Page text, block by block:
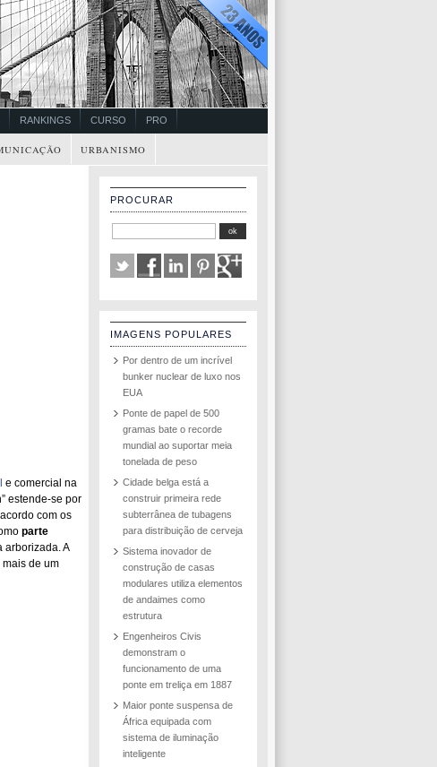
RANKINGS CURSO PRO
URBANISMO
e comercial na
estende-se por
com os
parte
arborizada. A
de um
PROCURAR
IMAGENS POPULARES
Por dentro de um incrível
bunker nuclear de luxo nos
EUA
Ponte de papel de 500
gramas bate o recorde
mundial ao suportar meia
tonelada de peso
Cidade belga está a
construir primeira rede
subterrânea de tubagens
para distribuição de cerveja
Sistema inovador de
construção de casas
modulares utiliza elementos
de andaimes como
estrutura
Engenheiros Civis
demonstram o
funcionamento de uma
ponte em treliça em 1887
Maior ponte suspensa de
África equipada com
sistema de iluminação
inteligente